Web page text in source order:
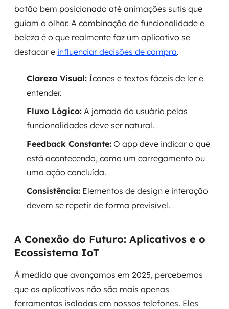
botão bem posicionado até animações sutis que
guiam o olhar. A combinação de funcionalidade e
beleza é o que realmente faz um aplicativo se
destacar e influenciar decisões de compra.
Clareza Visual: Ícones e textos fáceis de ler e
entender.
Fluxo Lógico: A jornada do usuário pelas
funcionalidades deve ser natural.
Feedback Constante: O app deve indicar o que
está acontecendo, como um carregamento ou
uma ação concluída.
Consistência: Elementos de design e interação
devem se repetir de forma previsível.
A Conexão do Futuro: Aplicativos e o
Ecossistema IoT
À medida que avançamos em 2025, percebemos
que os aplicativos não são mais apenas
ferramentas isoladas em nossos telefones. Eles